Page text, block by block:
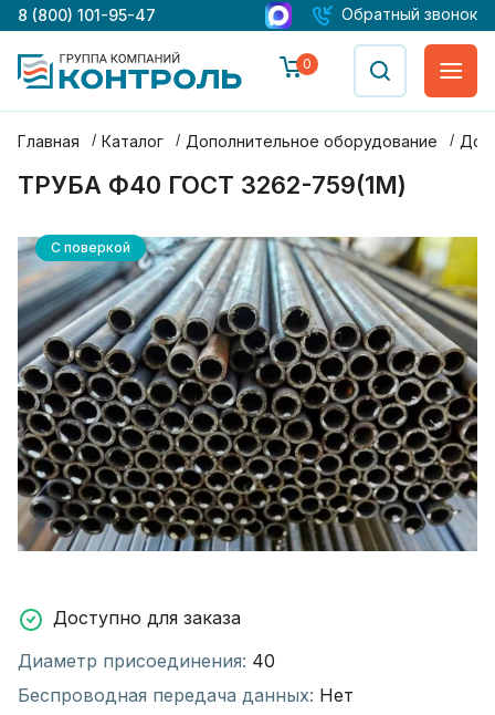
8 (800) 101-95-47 Обратный звонок
0
Главная Каталог Дополнительное оборудование
ТРУБА Ф40 ГОСТ 3262-759(1М)
С поверкой
Доступно для заказа
Диаметр присоединения: 40
Беспроводная передача данных: Нет